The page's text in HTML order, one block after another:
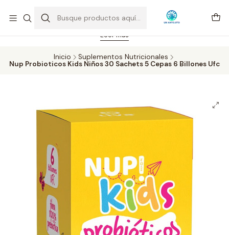
Feriado 21-05-2026 atención hasta las 14 hrs. Envío GRATIS mismo
día solo área Metropolitana Santiago por compras desde CLP 39.900.
Pedidos hasta 16 hrs., sábados y domingos hasta 14 hrs.
Leer más
Inicio
Suplementos Nutricionales
Nup Probioticos Kids Niños 30 Sachets 5 Cepas 6 Billones Ufc